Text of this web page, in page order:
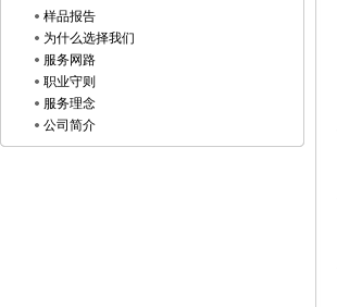
样品报告
为什么选择我们
服务网路
职业守则
服务理念
公司简介